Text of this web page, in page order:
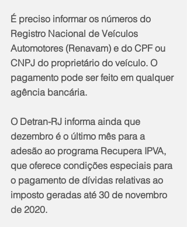
É preciso informar os números do
Registro Nacional de Veículos
Automotores (Renavam) e do CPF ou
CNPJ do proprietário do veículo. O
pagamento pode ser feito em qualquer
agência bancária.
O Detran-RJ informa ainda que
dezembro é o último mês para a
adesão ao programa Recupera IPVA,
que oferece condições especiais para
o pagamento de dívidas relativas ao
imposto geradas até 30 de novembro
de 2020.